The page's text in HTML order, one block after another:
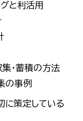
と利活用
・蓄積の方法
事例
に策定している